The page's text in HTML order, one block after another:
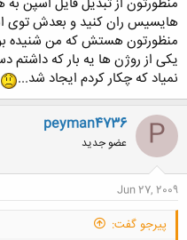
نرم‌افزار قادر است کدهای مذكور را
محیطی را روی آنها انجام داده و
شده را همبسته نماید. این
پروژه من در حال حاضر تبدیل یه
کار سختیه.
اگه کسی تجربه ای داره از این کار
هایسیس ران کنید و بعدش توی
منظورتون هستش که من شنیده
یکی از روژن ها یه بار که داشتم
نمیاد که چکار کردم ایجاد شد...
P
peyman4736
عضو جدید
Jun 27, 2009
پیرجو گفت: